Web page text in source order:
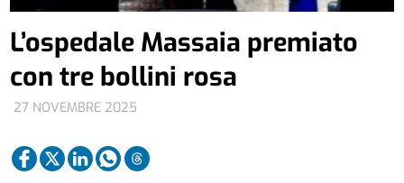
27 NOVEMBRE 2025
L’ospedale Massaia premiato
con tre bollini rosa